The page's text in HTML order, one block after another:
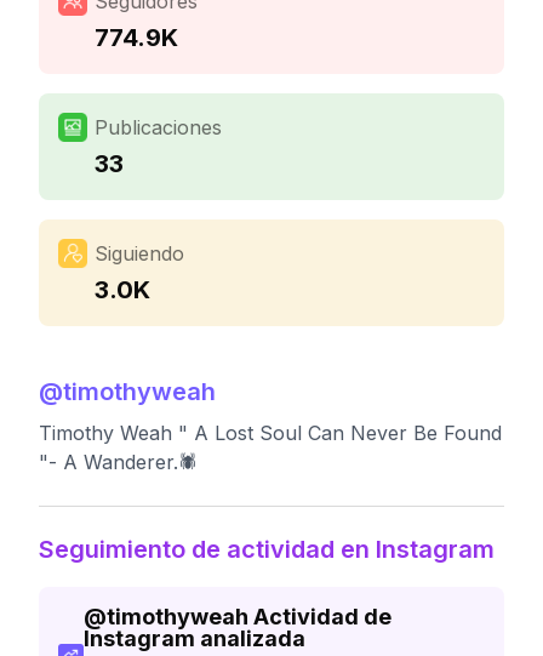
774.9K
Publicaciones
33
Siguiendo
3.0K
@timothyweah
Timothy Weah " A Lost Soul Can Never Be Found
"- A Wanderer.🕷
Seguimiento de actividad en Instagram
@timothyweah Actividad de
Instagram analizada